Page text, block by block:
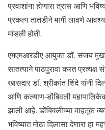
प्रवाशांना होणारा त्रास आणि
प्रकल्प तातडीने मार्गी लावणे
मांडली होती.
एमएमआरडीए आयुक्त डॉ. संजय
सातत्याने पाठपुरावा करत
खासदार डॉ. श्रीकांत शिंदे यांनी
आणि कल्याण-डोंबिवली
झाली आहे. डोंबिवलीच्या वाहतूक
भविष्यात मोठा दिलासा देणारा हा